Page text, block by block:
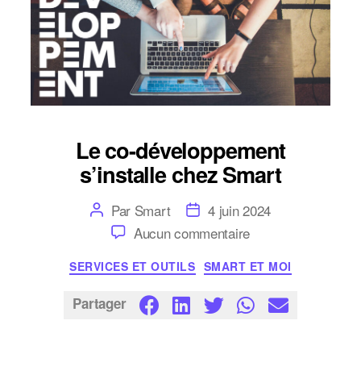
Le co-développement
s’installe chez Smart
Auteur
de
l’article
Par Smart Date
de
l’article
4 juin 2024
Aucun commentairesur
co-
développement
chez
Smart
Catégories
SERVICES ET OUTILS SMART ET MOI
Partager